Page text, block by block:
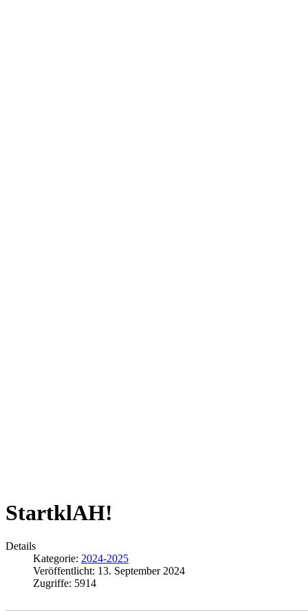
StartklAH!
Details
Kategorie: 2024-2025
Veröffentlicht: 13. September 2024
Zugriffe: 5914